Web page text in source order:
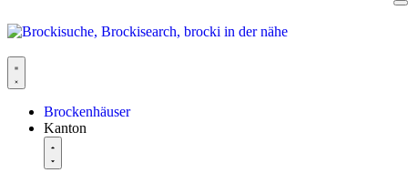
Brockenhäuser
Kanton